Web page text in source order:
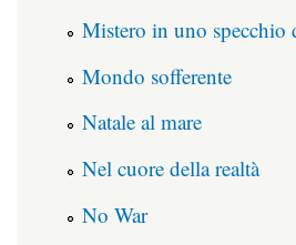
Mistero in uno specchio
Mondo sofferente
Natale al mare
Nel cuore della realtà
No War